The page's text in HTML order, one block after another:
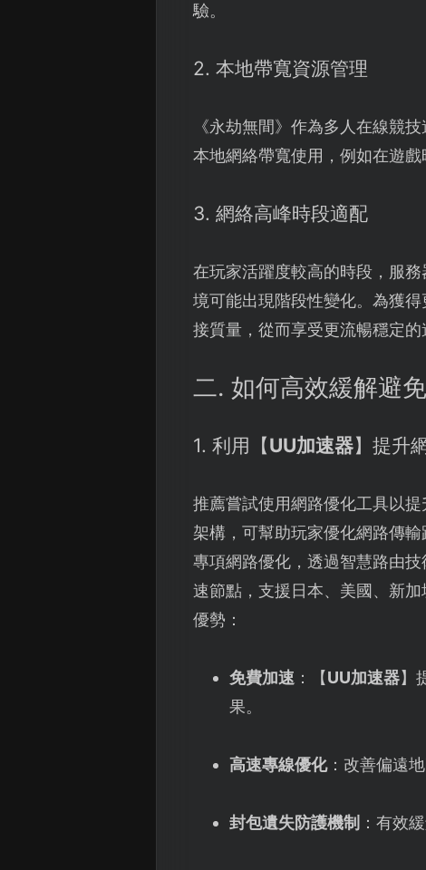
驗。
2. 本地帶寬資源管理
《永劫無間》作為多人在線競
本地網絡帶寬使用，例如在遊
3. 網絡高峰時段適配
在玩家活躍度較高的時段，服
境可能出現階段性變化。為獲
接質量，從而享受更流暢穩定的
二. 如何高效緩解避
1. 利用【UU加速器】提升
推薦嘗試使用網路優化工具以
架構，可幫助玩家優化網路傳
專項網路優化，透過智慧路由
速節點，支援日本、美國、新
優勢：
免費加速：【UU加速器】
果。
高速專線優化：改善偏遠
封包遺失防護機制 ：有效